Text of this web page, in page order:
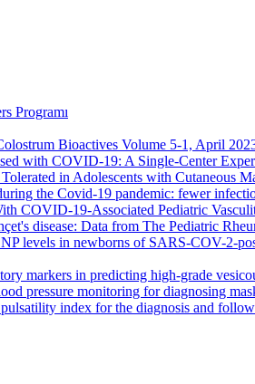
Programı
Bioactives Volume 5-1, April
with COVID-19: A Single-Center
in Adolescents with Cutaneous
the Covid-19 pandemic: fewer
COVID-19-Associated Pediatric
disease: Data from The Pediatric
levels in newborns of SARS-COV-2-
markers in predicting high-grade
pressure monitoring for diagnosing
index for the diagnosis and